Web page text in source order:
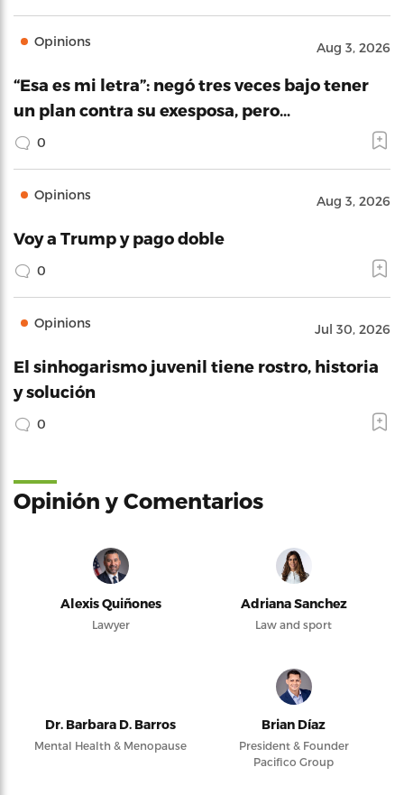
Opinions Aug 3, 2026
“Esa es mi letra”: negó tres veces bajo tener
un plan contra su exesposa, pero…
0
Opinions Aug 3, 2026
Voy a Trump y pago doble
0
Opinions Jul 30, 2026
El sinhogarismo juvenil tiene rostro, historia
y solución
0
Opinión y Comentarios
Alexis Quiñones
Lawyer
Adriana Sanchez
Law and sport
Dr. Barbara D. Barros
Mental Health & Menopause
Brian Díaz
President & Founder
Pacifico Group